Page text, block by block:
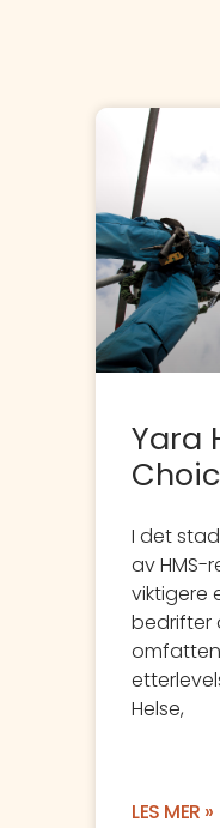
Yara
I det
av HMS-
viktigere
bedrifter
Helse,
LES MER »